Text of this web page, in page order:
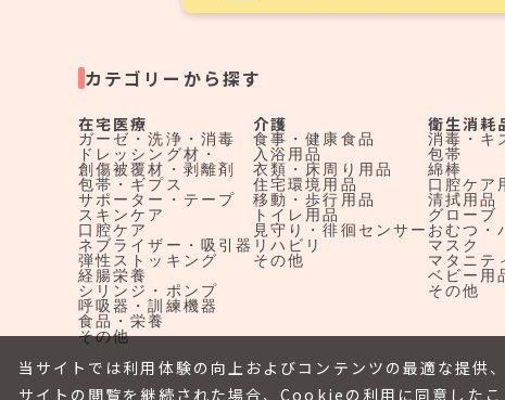
カテゴリーから探す
在宅医療
ガーゼ・洗浄・消毒
ドレッシング材・
創傷被覆材・剥離剤
包帯・ギプス
サポーター・テープ
スキンケア
口腔ケア
ネブライザー・吸引器
弾性ストッキング
経腸栄養
シリンジ・ポンプ
呼吸器・訓練機器
食品・栄養
その他
介護
食事・健康食品
入浴用品
衣類・床周り用品
住宅環境用品
移動・歩行用品
トイレ用品
見守り・徘徊センサー
リハビリ
その他
衛生消耗
消毒・キ
包帯
綿棒
口腔ケア
清拭用品
グローブ
おむつ・
マスク
マタニテ
ベビー用
その他
当サイトでは利用体験の向上およびコンテンツの最適な提
サイトの閲覧を継続された場合、Cookieの利用に同意したこ